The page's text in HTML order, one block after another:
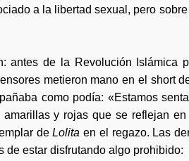
a la libertad sexual, pero
de la Revolución Islámica
metieron mano en el short
como podía: «Estamos
y rojas que se reflejan
deLolitaen el regazo. Las
de estar disfrutando algo prohibido: